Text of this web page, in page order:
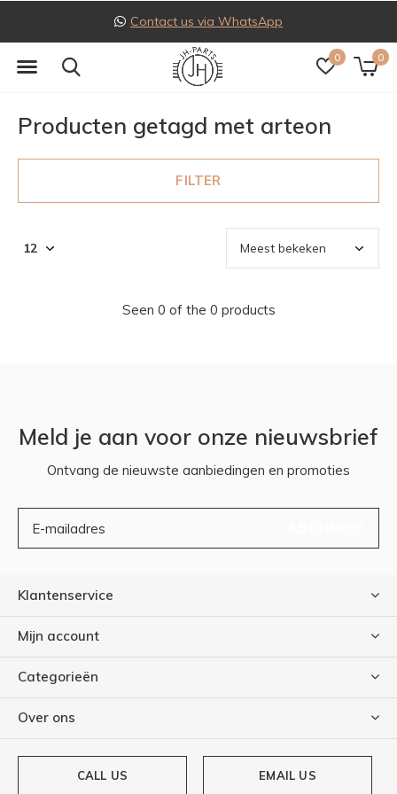
0 0
Contact us via WhatsApp
Producten getagd met arteon
FILTER
Seen 0 of the 0 products
Meld je aan voor onze nieuwsbrief
Ontvang de nieuwste aanbiedingen en promoties
Klantenservice
Mijn account
Categorieën
Over ons
CALL US EMAIL US